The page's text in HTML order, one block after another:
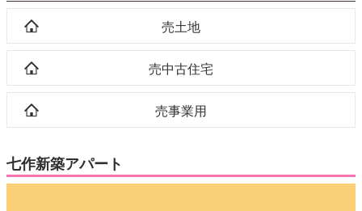
売土地
売中古住宅
売事業用
七作新築アパート